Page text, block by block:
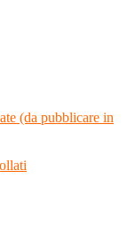
(da pubblicare in